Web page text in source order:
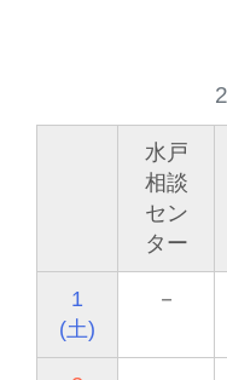
水戸
相談
セン
ター
1
(土)
－